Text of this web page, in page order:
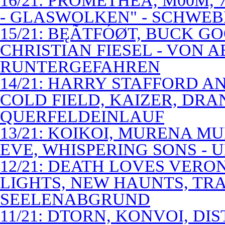
- GLASWOLKEN" -
15/21: BĘÃTFÓØT, BUCK
CHRISTIAN FIESEL - VON
RUNTERGEFAHREN
14/21: HARRY STAFFORD
COLD FIELD, KAIZER,
QUERFELDEINLAUF
13/21: KOIKOI, MURENA
EVE, WHISPERING SONS -
12/21: DEATH LOVES
LIGHTS, NEW HAUNTS,
SEELENABGRUND
11/21: DTORN, KONVOI,